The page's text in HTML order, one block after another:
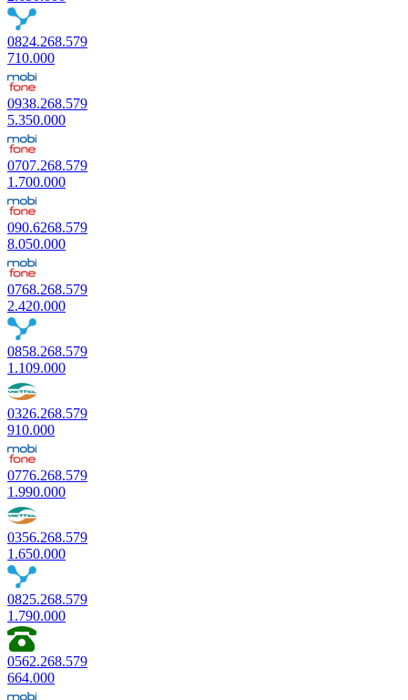
0824.268.579
710.000
0938.268.579
5.350.000
0707.268.579
1.700.000
090.6268.579
8.050.000
0768.268.579
2.420.000
0858.268.579
1.109.000
0326.268.579
910.000
0776.268.579
1.990.000
0356.268.579
1.650.000
0825.268.579
1.790.000
0562.268.579
664.000